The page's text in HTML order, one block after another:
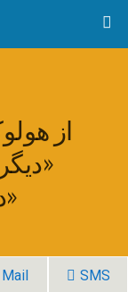
از
Mail SMS